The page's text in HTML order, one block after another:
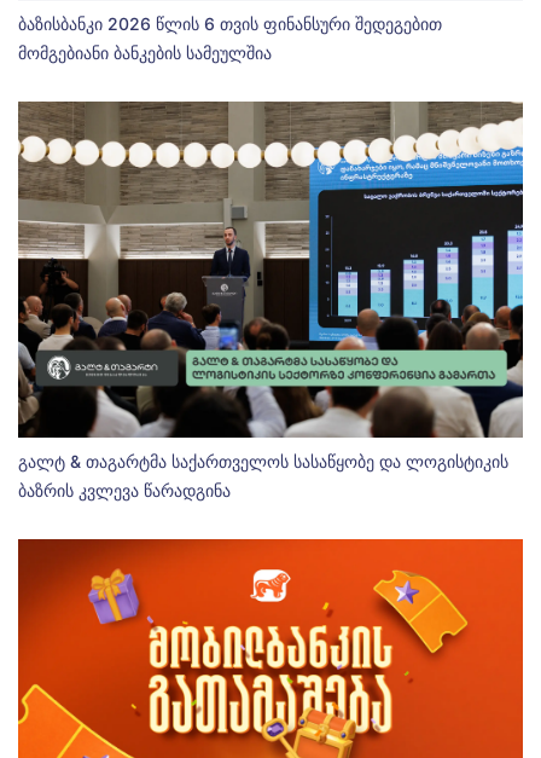
ბაზისბანკი 2026 წლის 6 თვის ფინანსური შედეგებით
მომგებიანი ბანკების სამეულშია
გალტ & თაგარტმა საქართველოს სასაწყობე და ლოგისტიკის
ბაზრის კვლევა წარადგინა